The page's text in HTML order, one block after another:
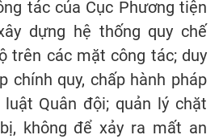
tác của Cục Phương tiện
dựng hệ thống quy chế
trên các mặt công tác; duy
chính quy, chấp hành pháp
Quân đội; quản lý chặt
không để xảy ra mất an